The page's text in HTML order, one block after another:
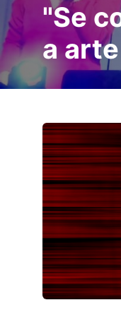
"Se
a